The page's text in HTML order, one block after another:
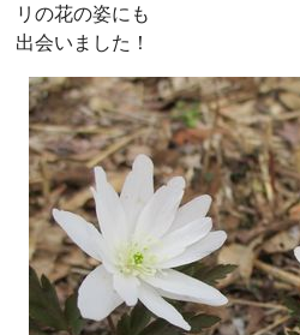
リの花の姿にも
出会いました！